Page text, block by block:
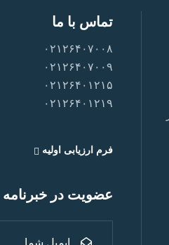
تماس با ما
۰۲۱۲۶۴۰۷۰۰۸
۰۲۱۲۶۴۰۷۰۰۹
۰۲۱۲۶۴۰۱۲۱۵
۰۲۱۲۶۴۰۱۲۱۹
فرم ارزیابی اولیه
عضویت در خبرنامه